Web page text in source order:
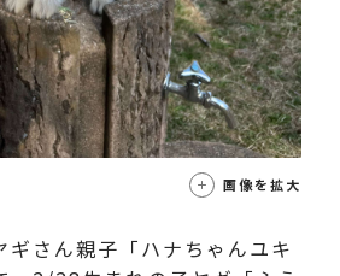
画像を拡大
ギさん親子「ハナちゃんユキ